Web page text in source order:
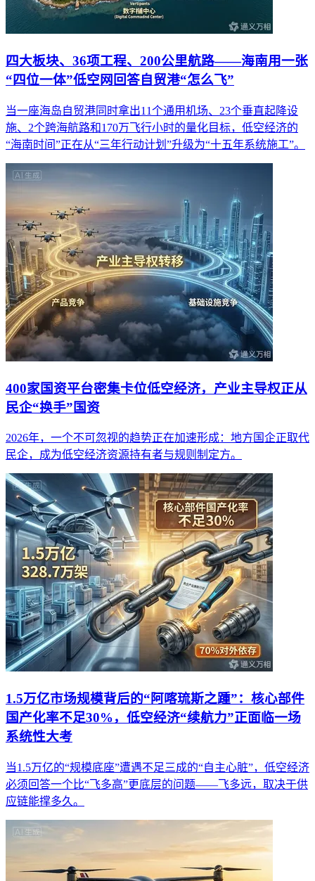
四大板块、36项工程、200公里航路——海南用一张
“四位一体”低空网回答自贸港“怎么飞”
当一座海岛自贸港同时拿出11个通用机场、23个垂直起降设
施、2个跨海航路和170万飞行小时的量化目标，低空经济的
“海南时间”正在从“三年行动计划”升级为“十五年系统施工”。
400家国资平台密集卡位低空经济，产业主导权正从
民企“换手”国资
2026年，一个不可忽视的趋势正在加速形成：地方国企正取代
民企，成为低空经济资源持有者与规则制定方。
1.5万亿市场规模背后的“阿喀琉斯之踵”：核心部件
国产化率不足30%，低空经济“续航力”正面临一场
系统性大考
当1.5万亿的“规模底座”遭遇不足三成的“自主心脏”，低空经济
必须回答一个比“飞多高”更底层的问题——飞多远，取决于供
应链能撑多久。